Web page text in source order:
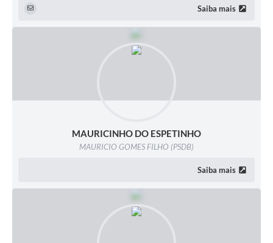
Saiba mais
MAURICINHO DO ESPETINHO
MAURICIO GOMES FILHO (PSDB)
Saiba mais